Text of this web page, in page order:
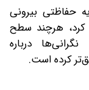
حفاظتی بیرونی
کرد، هرچند سطح
درباره
کرده است.